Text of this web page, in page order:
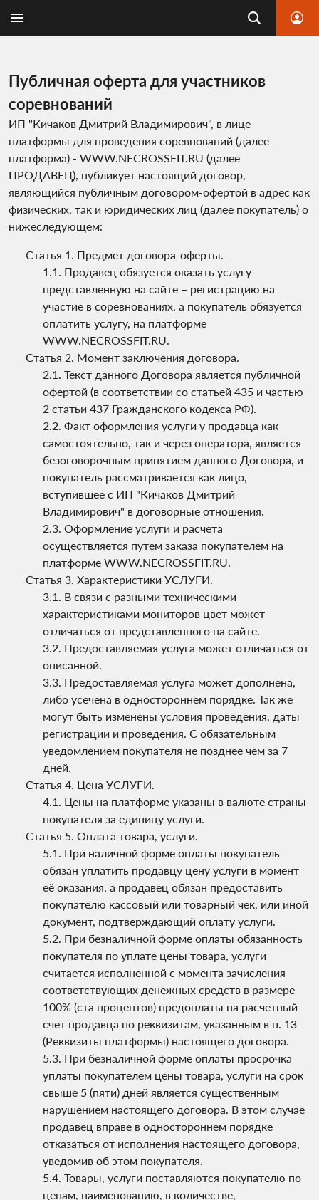
Публичная оферта для участников
соревнований
ИП "Кичаков Дмитрий Владимирович", в лице
платформы для проведения соревнований (далее
платформа) - WWW.NECROSSFIT.RU (далее
ПРОДАВЕЦ), публикует настоящий договор,
являющийся публичным договором-офертой в адрес как
физических, так и юридических лиц (далее покупатель) о
нижеследующем:
Предмет договора-оферты.
Продавец обязуется оказать услугу
представленную на сайте – регистрацию на
участие в соревнованиях, а покупатель обязуется
оплатить услугу, на платформе
WWW.NECROSSFIT.RU.
Момент заключения договора.
Текст данного Договора является публичной
офертой (в соответствии со статьей 435 и частью
2 статьи 437 Гражданского кодекса РФ).
Факт оформления услуги у продавца как
самостоятельно, так и через оператора, является
безоговорочным принятием данного Договора, и
покупатель рассматривается как лицо,
вступившее с ИП "Кичаков Дмитрий
Владимирович" в договорные отношения.
Оформление услуги и расчета
осуществляется путем заказа покупателем на
платформе WWW.NECROSSFIT.RU.
Характеристики УСЛУГИ.
В связи с разными техническими
характеристиками мониторов цвет может
отличаться от представленного на сайте.
Предоставляемая услуга может отличаться от
описанной.
Предоставляемая услуга может дополнена,
либо усечена в одностороннем порядке. Так же
могут быть изменены условия проведения, даты
регистрации и проведения. С обязательным
уведомлением покупателя не позднее чем за 7
дней.
Цена УСЛУГИ.
Цены на платформе указаны в валюте страны
покупателя за единицу услуги.
Оплата товара, услуги.
При наличной форме оплаты покупатель
обязан уплатить продавцу цену услуги в момент
её оказания, а продавец обязан предоставить
покупателю кассовый или товарный чек, или иной
документ, подтверждающий оплату услуги.
При безналичной форме оплаты обязанность
покупателя по уплате цены товара, услуги
считается исполненной с момента зачисления
соответствующих денежных средств в размере
100% (ста процентов) предоплаты на расчетный
счет продавца по реквизитам, указанным в п. 13
(Реквизиты платформы) настоящего договора.
При безналичной форме оплаты просрочка
уплаты покупателем цены товара, услуги на срок
свыше 5 (пяти) дней является существенным
нарушением настоящего договора. В этом случае
продавец вправе в одностороннем порядке
отказаться от исполнения настоящего договора,
уведомив об этом покупателя.
Товары, услуги поставляются покупателю по
ценам, наименованию, в количестве,